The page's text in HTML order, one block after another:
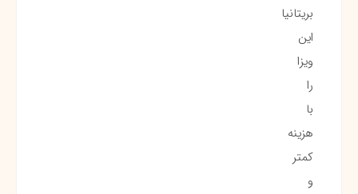
بریتانیا
این
ویزا
را
با
هزینه
کمتر
و